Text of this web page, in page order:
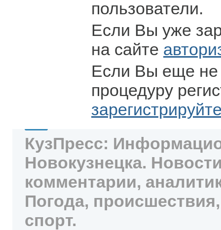
пользователи.
Если Вы уже
на сайте
Если Вы еще не
процедуру
КузПресс:
Новокузнецка.
комментарии,
Погода,
спорт.